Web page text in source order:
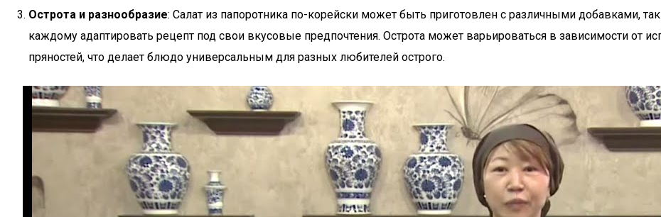
Острота и разнообразие: Салат из папоротника по-корейски может быть приготовлен с различными добавками,
каждому адаптировать рецепт под свои вкусовые предпочтения. Острота может варьироваться в зависимости от
пряностей, что делает блюдо универсальным для разных любителей острого.